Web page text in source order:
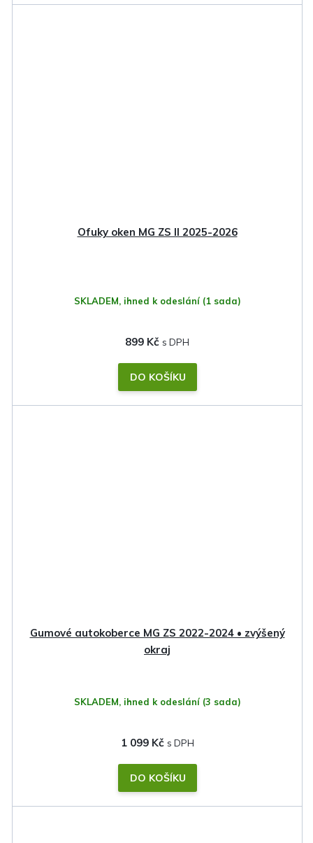
Ofuky oken MG ZS II 2025-2026
SKLADEM, ihned k odeslání (1 sada)
899 Kč
DO KOŠÍKU
Gumové autokoberce MG ZS 2022-2024 • zvýšený
okraj
SKLADEM, ihned k odeslání (3 sada)
1 099 Kč
DO KOŠÍKU